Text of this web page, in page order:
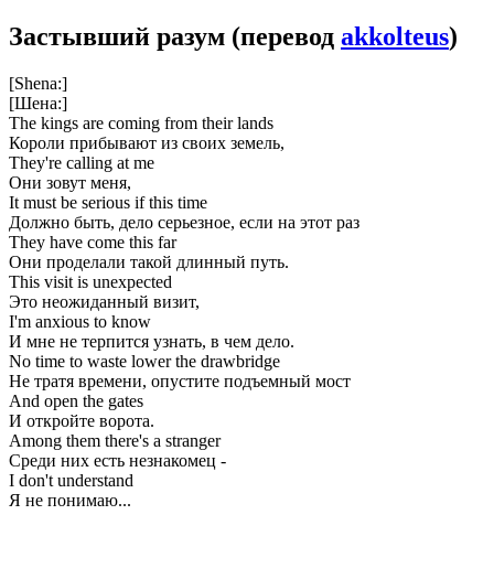
Застывший разум (перевод akkolteus)
[Shena:]
[Шена:]
The kings are coming from their lands
Короли прибывают из своих земель,
They're calling at me
Они зовут меня,
It must be serious if this time
Должно быть, дело серьезное, если на этот раз
They have come this far
Они проделали такой длинный путь.
This visit is unexpected
Это неожиданный визит,
I'm anxious to know
И мне не терпится узнать, в чем дело.
No time to waste lower the drawbridge
Не тратя времени, опустите подъемный мост
And open the gates
И откройте ворота.
Among them there's a stranger
Среди них есть незнакомец -
I don't understand
Я не понимаю...